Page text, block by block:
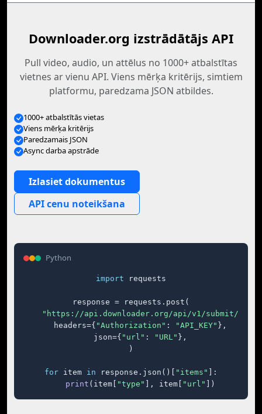
Downloader.org izstrādātājs API
Pull video, audio, un attēlus no 1000+ atbalstītas
vietnes ar vienu API. Viens mērķa kritērijs, simtiem
platformu, paredzama JSON atbildes.
1000+ atbalstītās vietas
Viens mērķa kritērijs
Paredzamais JSON
Async darba apstrāde
Izlasiet dokumentus
API cenu noteikšana
Python
import requests
response = requests.post(
"https://api.downloader.org/api/v1/submit/"
    headers={
"Authorization" : "API_KEY" },
    json={
"url" : "URL" },
)
for item in response.json()[ "items"
]:
print (item[ "type" ], item[ "url" ])